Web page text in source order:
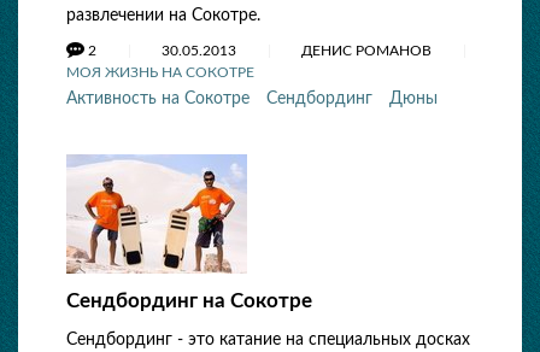
развлечении на Сокотре.
2 30.05.2013
ДЕНИС РОМАНОВ
МОЯ ЖИЗНЬ НА СОКОТРЕ
Активность на Сокотре Сендбординг Дюны
Сендбординг на Сокотре
Сендбординг - это катание на специальных досках